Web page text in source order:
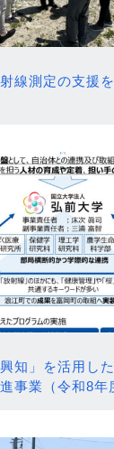
線測定の支援を
知」を活用し
事業（令和8年